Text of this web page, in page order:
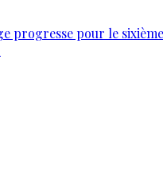
progresse pour le